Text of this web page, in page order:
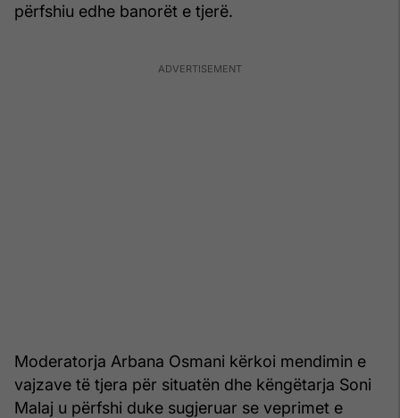
përfshiu edhe banorët e tjerë.
Moderatorja Arbana Osmani kërkoi mendimin e
vajzave të tjera për situatën dhe këngëtarja Soni
Malaj u përfshi duke sugjeruar se veprimet e